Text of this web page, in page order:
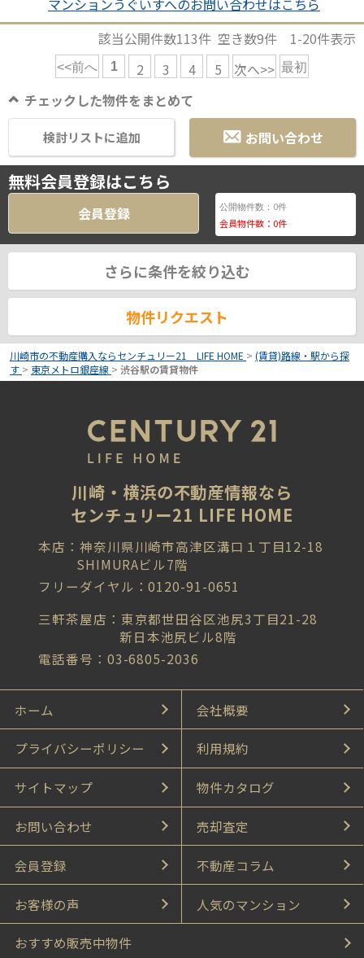
マンションうぐいすへのお問い合わせはこちら
該当公開件数113件 空き数9件 1-20件表示
<<前へ 1 2 3 4 5 次へ>> 最初
チェックした物件をまとめて
お問い合わせ
検討リストに追加
無料会員登録はこちら
会員登録 公開物件数： 0件
会員物件数： 0件
さらに条件を絞り込む
物件リクエスト
川崎市の不動産購入ならセンチュリー21 LIFE HOME > (賃貸)路線・駅から探
す > 東京メトロ銀座線 > 渋谷駅の賃貸物件
川崎・横浜の不動産情報なら
センチュリー21 LIFE HOME
本店：神奈川県川崎市高津区溝口１丁目12-18
SHIMURAビル7階
フリーダイヤル：0120-91-0651
三軒茶屋店：東京都世田谷区池尻3丁目21-28
新日本池尻ビル8階
電話番号：03-6805-2036
ホーム 会社概要
プライバシーポリシー 利用規約
サイトマップ 物件カタログ
お問い合わせ 売却査定
会員登録 不動産コラム
お客様の声 人気のマンション
おすすめ販売中物件